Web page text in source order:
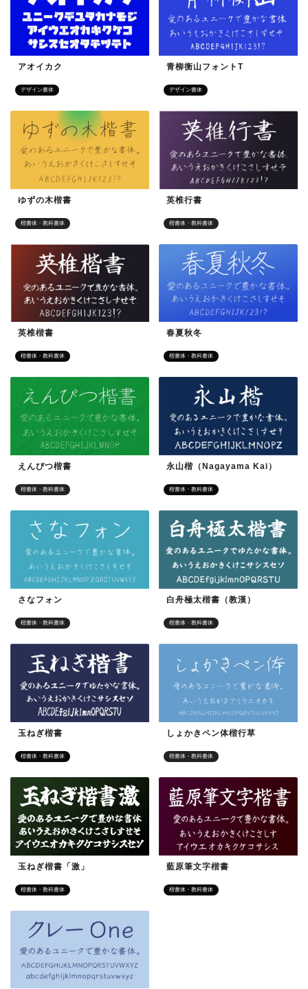
デザイン書体
アオイカク
デザイン書体
青柳衡山フォントT
楷書体・教科書体
ゆずの木楷書
楷書体・教科書体
英椎行書
楷書体・教科書体
英椎楷書
楷書体・教科書体
春夏秋冬
楷書体・教科書体
えんぴつ楷書
楷書体・教科書体
永山楷（Nagayama Kai）
楷書体・教科書体
さなフォン
楷書体・教科書体
白舟極太楷書（教漢）
楷書体・教科書体
玉ねぎ楷書
楷書体・教科書体
しょかきペン体楷行草
楷書体・教科書体
玉ねぎ楷書「激」
楷書体・教科書体
藍原筆文字楷書